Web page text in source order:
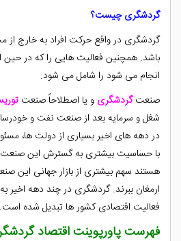
گردشگری چیست؟
گردشگری در واقع حرکت افراد به خارج
باشد. همچنین فعالیت هایی را که در حین
انجام می شود را شامل می شود.
صنعتگردشگری و یا اصطلاحاً صنعت
شغل و سرمایه بعد از صنعت نفت و
در دهه های اخیر بسیاری از دولت ها،
با حساسیت بیشتری به گسترش این صنعت
هستند سهم بیشتری از بازار جهانی این
ارمغان ببرند. گردشگری در چند دهه
فعالیت اقتصادی کشور ها تبدیل شده است.
فهرست پاورپوینت اقتصاد